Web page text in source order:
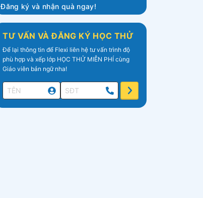
Đăng ký và nhận quà ngay!
TƯ VẤN VÀ ĐĂNG KÝ HỌC THỬ
Để lại thông tin để Flexi liên hệ tư vấn trình độ
phù hợp và xếp lớp HỌC THỬ MIỄN PHÍ cùng
Giáo viên bản ngữ nha!